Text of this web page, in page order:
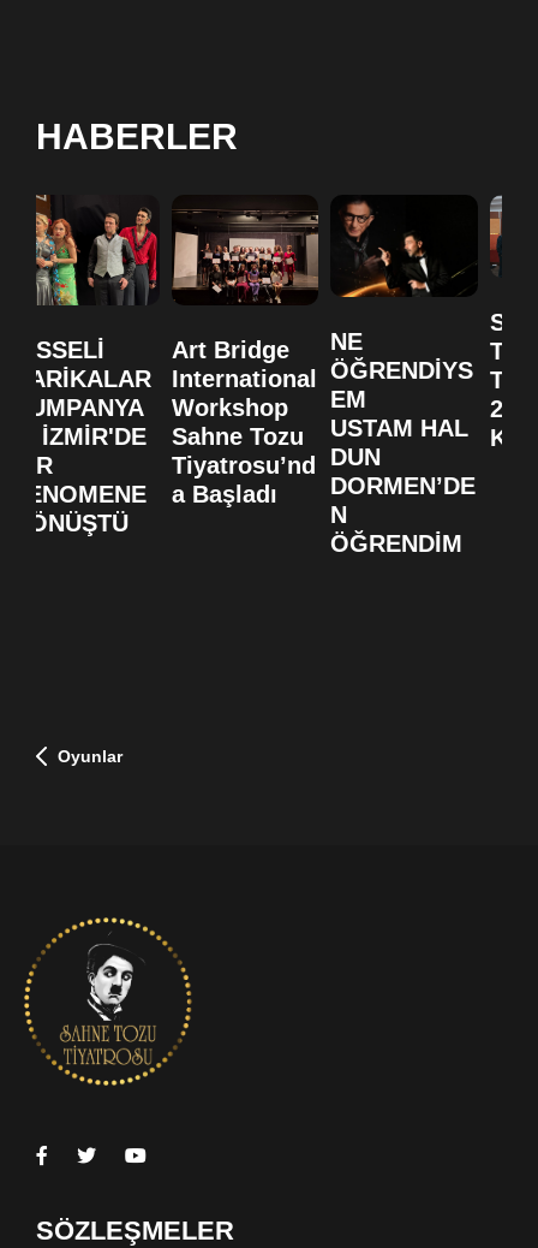
HABERLER
HİSSELİ
HARİKALAR
KUMPANYA
SI İZMİR'DE
BİR
FENOMENE
DÖNÜŞTÜ
Art Bridge
International
Workshop
Sahne Tozu
Tiyatrosu’nd
a Başladı
NE
ÖĞRENDİYS
EM
USTAM HAL
DUN
DORMEN’DE
N
ÖĞRENDİM
20.
Oyunlar
SÖZLEŞMELER